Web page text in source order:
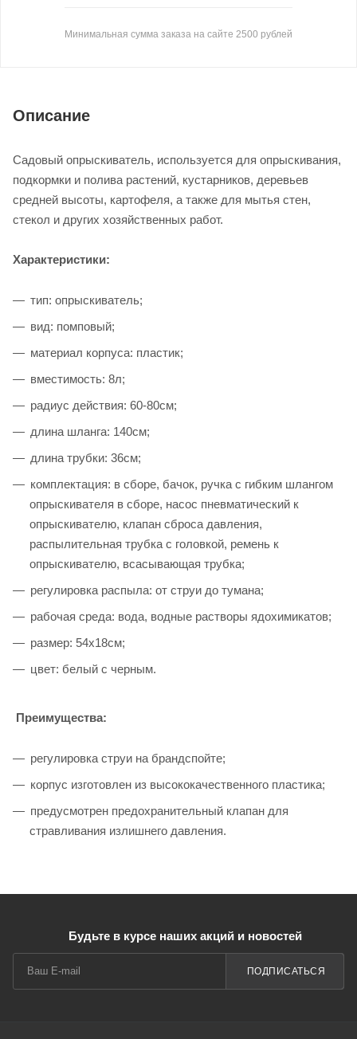
Минимальная сумма заказа на сайте 2500 рублей
Описание
Садовый опрыскиватель, используется для опрыскивания,
подкормки и полива растений, кустарников, деревьев
средней высоты, картофеля, а также для мытья стен,
стекол и других хозяйственных работ.
Характеристики:
тип: опрыскиватель;
вид: помповый;
материал корпуса: пластик;
вместимость: 8л;
радиус действия: 60-80см;
длина шланга: 140см;
длина трубки: 36см;
комплектация: в сборе, бачок, ручка с гибким шлангом
опрыскивателя в сборе, насос пневматический к
опрыскивателю, клапан сброса давления,
распылительная трубка с головкой, ремень к
опрыскивателю, всасывающая трубка;
регулировка распыла: от струи до тумана;
рабочая среда: вода, водные растворы ядохимикатов;
размер: 54х18см;
цвет: белый с черным.
Преимущества:
регулировка струи на брандспойте;
корпус изготовлен из высококачественного пластика;
предусмотрен предохранительный клапан для
стравливания излишнего давления.
Будьте в курсе наших акций и новостей
ПОДПИСАТЬСЯ